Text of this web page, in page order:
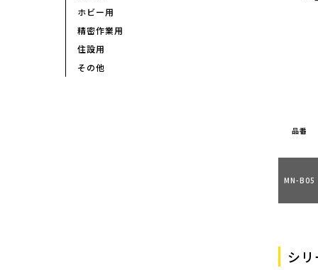
品番
MN-B05
シ
ホビー用
精密作業用
住設用
その他